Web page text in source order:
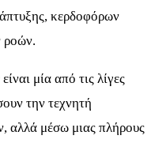
κερδοφόρων
ροών.
μία από τις λίγες
την τεχνητή
αλλά μέσω μιας πλήρους